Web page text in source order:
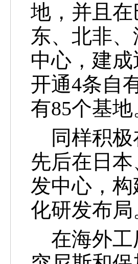
地，并且
东、北非
中心，建成
开通4条自
有85个基地
同样积极
先后在日
发中心，
化研发布局
在海外工